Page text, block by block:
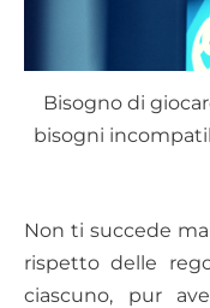
Bisogno di
bisogni
Non ti succede
rispetto delle
ciascuno, pur